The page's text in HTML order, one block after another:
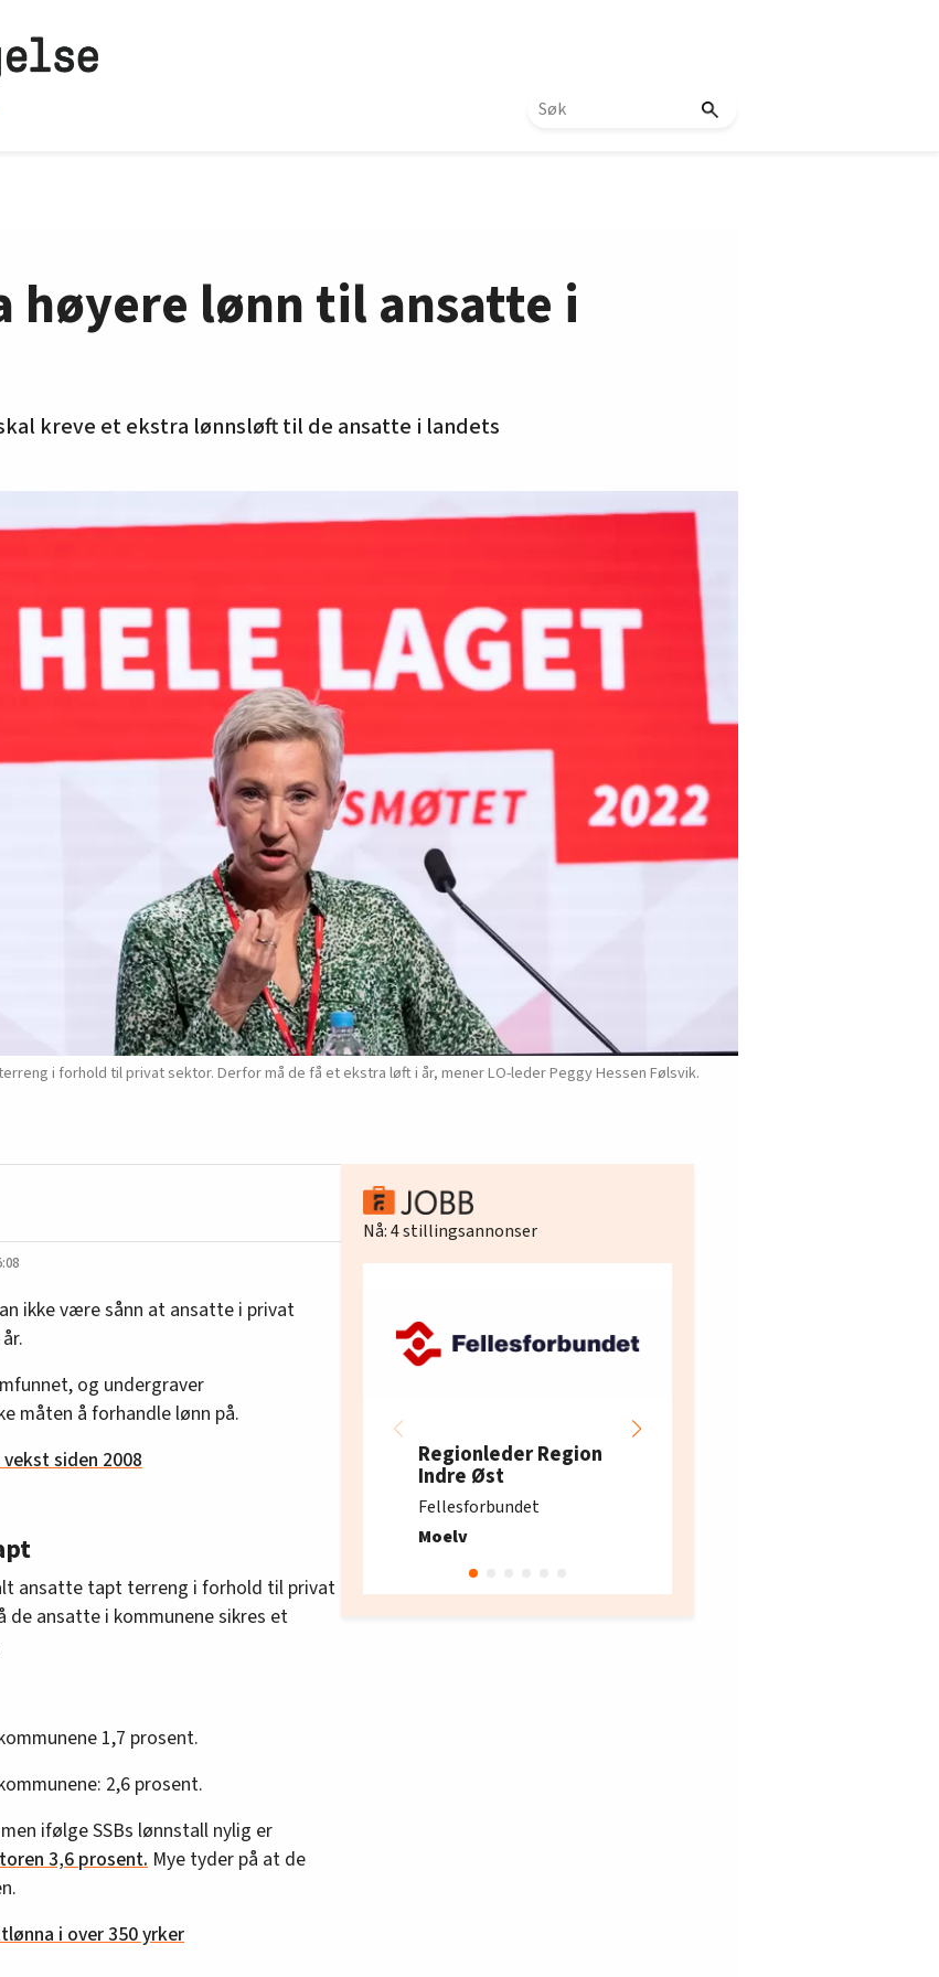
høyere lønn til ansatte i
kreve et ekstra lønnsløft til de ansatte i landets
i forhold til privat sektor. Derfor må de få et ekstra løft i år, mener LO-leder Peggy Hessen Følsvik.
ikke være sånn at ansatte i privat
og undergraver
måten å forhandle lønn på.
siden 2008
ansatte tapt terreng i forhold til privat
de ansatte i kommunene sikres et
1,7 prosent.
2,6 prosent.
ifølge SSBs lønnstall nylig er
3,6 prosent. Mye tyder på at de
i over 350 yrker
Nå:4stillingsannonser
Regionleder Region
Indre Øst
Fellesforbundet
Moelv